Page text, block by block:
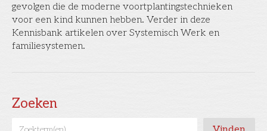
gevolgen die de moderne voortplantingstechnieken
voor een kind kunnen hebben. Verder in deze
Kennisbank artikelen over Systemisch Werk en
familiesystemen.
Zoeken